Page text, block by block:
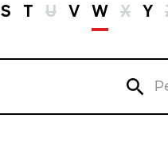
S T U V W X Y